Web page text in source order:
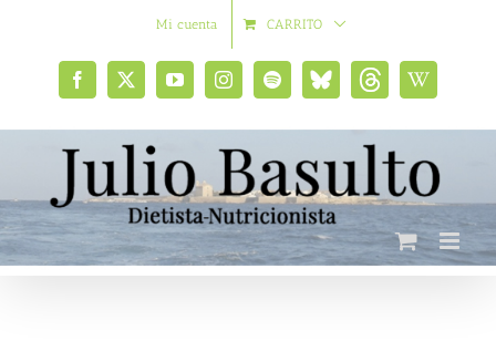
Mi cuenta CARRITO
Facebook
X YouTubeInstagramSpotifyBluesky
social
ThreadsWikipedia